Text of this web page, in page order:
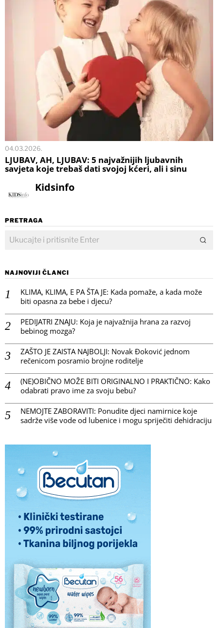
04.03.2026.
LJUBAV, AH, LJUBAV: 5 najvažnijih ljubavnih
savjeta koje trebaš dati svojoj kćeri, ali i sinu
Kidsinfo
PRETRAGA
NAJNOVIJI ČLANCI
KLIMA, KLIMA, E PA ŠTA JE: Kada pomaže, a kada može
biti opasna za bebe i djecu?
PEDIJATRI ZNAJU: Koja je najvažnija hrana za razvoj
bebinog mozga?
ZAŠTO JE ZAISTA NAJBOLJI: Novak Đoković jednom
rečenicom posramio brojne roditelje
(NE)OBIČNO MOŽE BITI ORIGINALNO I PRAKTIČNO: Kako
odabrati pravo ime za svoju bebu?
NEMOJTE ZABORAVITI: Ponudite djeci namirnice koje
sadrže više vode od lubenice i mogu spriječiti dehidraciju